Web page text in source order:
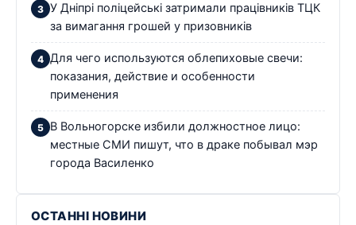
У Дніпрі поліцейські затримали працівників ТЦК
за вимагання грошей у призовників
Для чего используются облепиховые свечи:
показания, действие и особенности
применения
В Вольногорске избили должностное лицо:
местные СМИ пишут, что в драке побывал мэр
города Василенко
ОСТАННІ НОВИНИ